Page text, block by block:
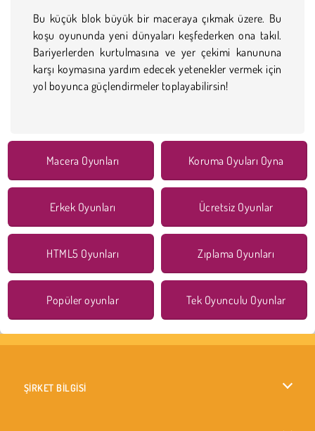
Bu küçük blok büyük bir maceraya çıkmak üzere. Bu
koşu oyununda yeni dünyaları keşfederken ona takıl.
Bariyerlerden kurtulmasına ve yer çekimi kanununa
karşı koymasına yardım edecek yetenekler vermek için
yol boyunca güçlendirmeler toplayabilirsin!
Macera Oyunları Koruma Oyuları Oyna
Erkek Oyunları Ücretsiz Oyunlar
HTML5 Oyunları Zıplama Oyunları
Popüler oyunlar Tek Oyunculu Oyunlar
ŞİRKET BİLGİSİ